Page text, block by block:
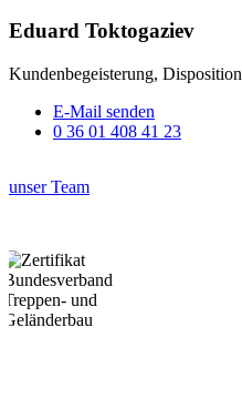
Eduard Toktogaziev
Kundenbegeisterung, Disposition
E-Mail senden
0 36 01 408 41 23
unser Team